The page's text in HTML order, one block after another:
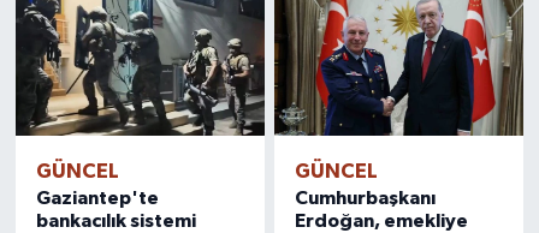
GÜNCEL
Gaziantep'te
bankacılık sistemi
GÜNCEL
Cumhurbaşkanı
Erdoğan, emekliye